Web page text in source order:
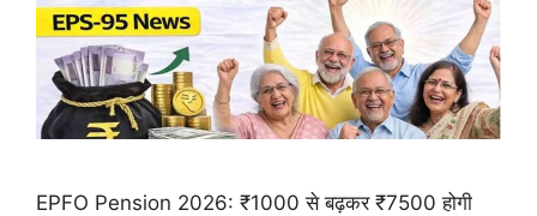
EPFO Pension 2026: ₹1000 से बढ़कर ₹7500 होगी